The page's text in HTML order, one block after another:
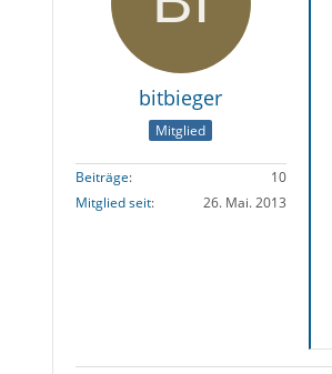
bitbieger
Mitglied
Beiträge
10
Mitglied seit
26. Mai. 2013